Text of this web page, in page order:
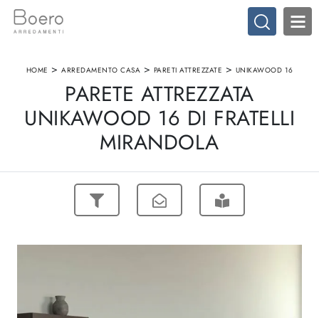
HOME > ARREDAMENTO CASA > PARETI ATTREZZATE > UNIKAWOOD 16
PARETE ATTREZZATA
UNIKAWOOD 16 DI FRATELLI
MIRANDOLA